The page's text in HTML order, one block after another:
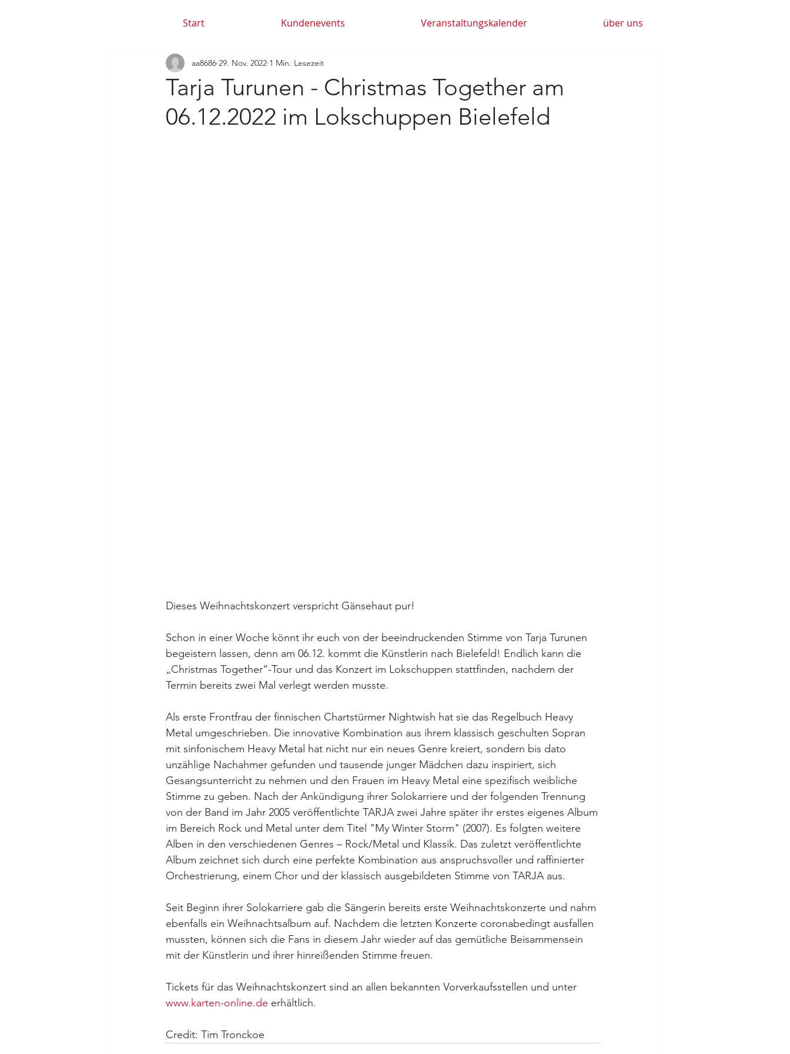
Start Kundenevents Veranstaltungskalender über uns
Tarja Turunen - Christmas Together am
06.12.2022 im Lokschuppen Bielefeld
aa8686 29. Nov. 2022 1 Min. Lesezeit
Dieses Weihnachtskonzert verspricht Gänsehaut pur!
Schon in einer Woche könnt ihr euch von der beeindruckenden Stimme von Tarja Turunen
begeistern lassen, denn am 06.12. kommt die Künstlerin nach Bielefeld! Endlich kann die
„Christmas Together“-Tour und das Konzert im Lokschuppen stattfinden, nachdem der
Termin bereits zwei Mal verlegt werden musste.
Als erste Frontfrau der finnischen Chartstürmer Nightwish hat sie das Regelbuch Heavy
Metal umgeschrieben. Die innovative Kombination aus ihrem klassisch geschulten Sopran
mit sinfonischem Heavy Metal hat nicht nur ein neues Genre kreiert, sondern bis dato
unzählige Nachahmer gefunden und tausende junger Mädchen dazu inspiriert, sich
Gesangsunterricht zu nehmen und den Frauen im Heavy Metal eine spezifisch weibliche
Stimme zu geben. Nach der Ankündigung ihrer Solokarriere und der folgenden Trennung
von der Band im Jahr 2005 veröffentlichte TARJA zwei Jahre später ihr erstes eigenes Album
im Bereich Rock und Metal unter dem Titel "My Winter Storm" (2007). Es folgten weitere
Alben in den verschiedenen Genres – Rock/Metal und Klassik. Das zuletzt veröffentlichte
Album zeichnet sich durch eine perfekte Kombination aus anspruchsvoller und raffinierter
Orchestrierung, einem Chor und der klassisch ausgebildeten Stimme von TARJA aus.
Seit Beginn ihrer Solokarriere gab die Sängerin bereits erste Weihnachtskonzerte und nahm
ebenfalls ein Weihnachtsalbum auf. Nachdem die letzten Konzerte coronabedingt ausfallen
mussten, können sich die Fans in diesem Jahr wieder auf das gemütliche Beisammensein
mit der Künstlerin und ihrer hinreißenden Stimme freuen.
Tickets für das Weihnachtskonzert sind an allen bekannten Vorverkaufsstellen und unter
www.karten-online.de erhältlich.
Credit: Tim Tronckoe